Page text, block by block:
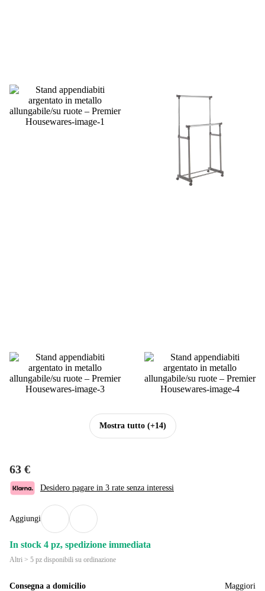
Mostra tutto(+14)
63 €
Desidero pagare in 3 rate senza interessi
Aggiungi
In stock 4 pz, spedizione immediata
Altri > 5 pz disponibili su ordinazione
Consegna a domicilio
Maggiori